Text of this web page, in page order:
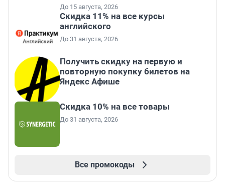
До 15 августа, 2026
Скидка 11% на все курсы
английского
До 31 августа, 2026
Получить скидку на первую и
повторную покупку билетов на
Яндекс Афише
Скидка 10% на все товары
До 31 августа, 2026
Все промокоды